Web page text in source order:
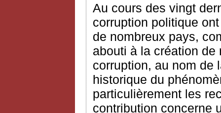
Au cours des vingt
corruption politique
de nombreux pays,
abouti à la création
corruption, au nom de
historique du
particulièrement les
contribution concerne